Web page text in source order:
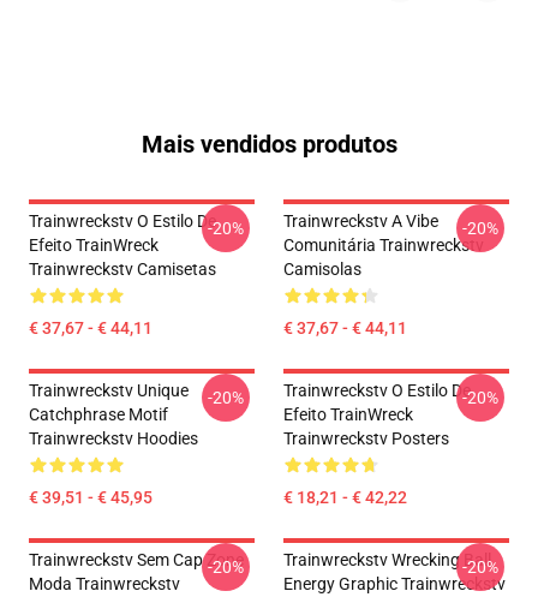
Mais vendidos produtos
Trainwreckstv O Estilo De
Efeito TrainWreck
Trainwreckstv Camisetas
€ 37,67 - € 44,11
-20%
Trainwreckstv A Vibe
Comunitária Trainwreckstv
Camisolas
€ 37,67 - € 44,11
-20%
Trainwreckstv Unique
Catchphrase Motif
Trainwreckstv Hoodies
€ 39,51 - € 45,95
-20%
Trainwreckstv O Estilo De
Efeito TrainWreck
Trainwreckstv Posters
€ 18,21 - € 42,22
-20%
Trainwreckstv Sem Cap Zone
Moda Trainwreckstv
-20%
Trainwreckstv Wrecking Ball
Energy Graphic Trainwreckstv
-20%